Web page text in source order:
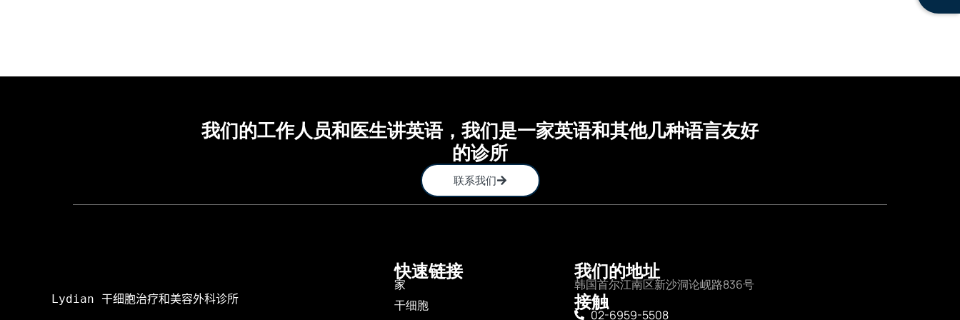
我们的工作人员和医生讲英语，我们是一家英语和其他几种语言友好
的诊所
联系我们
Lydian 干细胞治疗和美容外科诊所
我们的地址
韩国首尔江南区新沙洞论岘路836号
接触
02-6959-5508
快速链接
家
干细胞